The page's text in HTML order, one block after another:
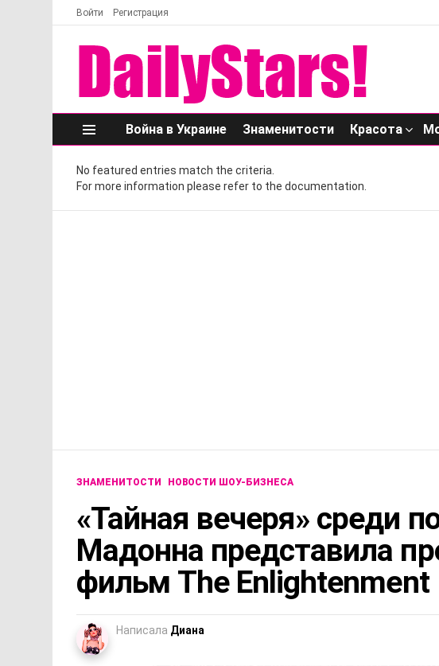
Войти Регистрация
Меню
Война в Украине Знаменитости Красота
No featured entries match the criteria.
For more information please refer to the documentation.
ЗНАМЕНИТОСТИ НОВОСТИ ШОУ-БИЗНЕСА
«Тайная вечеря» среди
Мадонна представила
фильм The Enlightenment
Написала Диана